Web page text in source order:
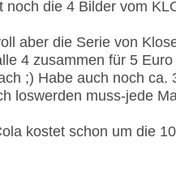
noch die 4 Bilder vom
aber die Serie von
4 zusammen für 5
;) Habe auch noch ca.
loswerden muss-jede
kostet schon um die